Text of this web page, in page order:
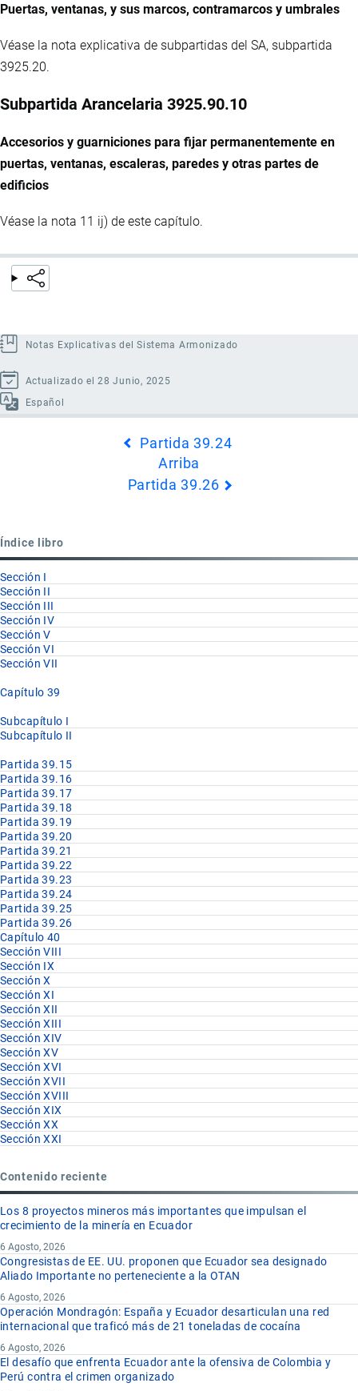
Puertas, ventanas, y sus marcos, contramarcos y umbrales
Véase la nota explicativa de subpartidas del SA, subpartida
3925.20.
Subpartida Arancelaria 3925.90.10
Accesorios y guarniciones para fijar permanentemente en
puertas, ventanas, escaleras, paredes y otras partes de
edificios
Véase la nota 11 ij) de este capítulo.
Notas Explicativas del Sistema Armonizado
Actualizado el 28 Junio, 2025
Español
39.25
Partida 39.24
Arriba
Partida 39.26
Índice libro
Sección I
Sección II
Sección III
Sección IV
Sección V
Sección VI
Sección VII
Capítulo 39
Subcapítulo I
Subcapítulo II
Partida 39.15
Partida 39.16
Partida 39.17
Partida 39.18
Partida 39.19
Partida 39.20
Partida 39.21
Partida 39.22
Partida 39.23
Partida 39.24
Partida 39.25
Partida 39.26
Capítulo 40
Sección VIII
Sección IX
Sección X
Sección XI
Sección XII
Sección XIII
Sección XIV
Sección XV
Sección XVI
Sección XVII
Sección XVIII
Sección XIX
Sección XX
Sección XXI
Contenido reciente
Los 8 proyectos mineros más importantes que impulsan el
crecimiento de la minería en Ecuador
6 Agosto, 2026
Congresistas de EE. UU. proponen que Ecuador sea designado
Aliado Importante no perteneciente a la OTAN
6 Agosto, 2026
Operación Mondragón: España y Ecuador desarticulan una red
internacional que traficó más de 21 toneladas de cocaína
6 Agosto, 2026
El desafío que enfrenta Ecuador ante la ofensiva de Colombia y
Perú contra el crimen organizado